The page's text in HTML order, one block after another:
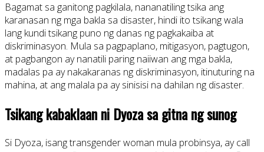
Bagamat sa ganitong pagkilala, nananatiling tsika ang
karanasan ng mga bakla sa disaster, hindi ito tsikang wala
lang kundi tsikang puno ng danas ng pagkakaiba at
diskriminasyon. Mula sa pagpaplano, mitigasyon, pagtugon,
at pagbangon ay nanatili paring naiiwan ang mga bakla,
madalas pa ay nakakaranas ng diskriminasyon, itinuturing na
mahina, at ang malala pa ay sinisisi na dahilan ng disaster.
Tsikang kabaklaan ni Dyoza sa gitna ng sunog
Si Dyoza, isang transgender woman mula probinsya, ay call